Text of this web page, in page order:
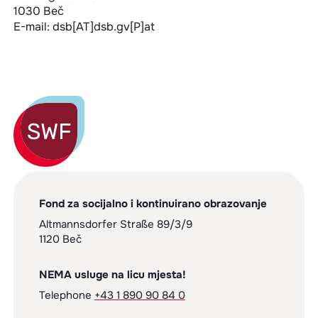
1030 Beč
E-mail: dsb[AT]dsb.gv[P]at
Fond za socijalno i kontinuirano obrazovanje
Altmannsdorfer Straße 89/3/9
1120 Beč
NEMA usluge na licu mjesta!
Telephone +43 1 890 90 84 0